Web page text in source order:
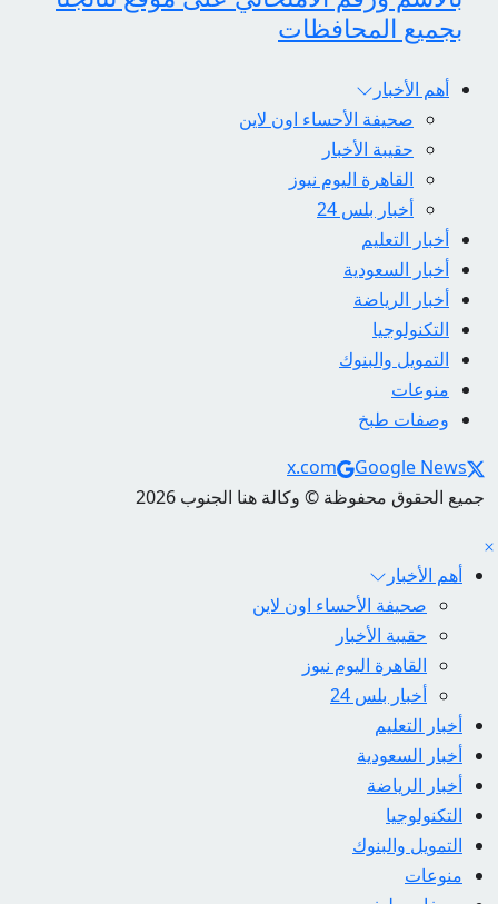
بجميع المحافظات
أهم الأخبار
صحيفة الأحساء اون لاين
حقيبة الأخبار
القاهرة اليوم نيوز
أخبار بلس 24
أخبار التعليم
أخبار السعودية
أخبار الرياضة
التكنولوجيا
التمويل والبنوك
منوعات
وصفات طبخ
Social Links
x.com
Google News
جميع الحقوق محفوظة © وكالة هنا الجنوب 2026
أهم الأخبار
صحيفة الأحساء اون لاين
حقيبة الأخبار
القاهرة اليوم نيوز
أخبار بلس 24
أخبار التعليم
أخبار السعودية
أخبار الرياضة
التكنولوجيا
التمويل والبنوك
منوعات